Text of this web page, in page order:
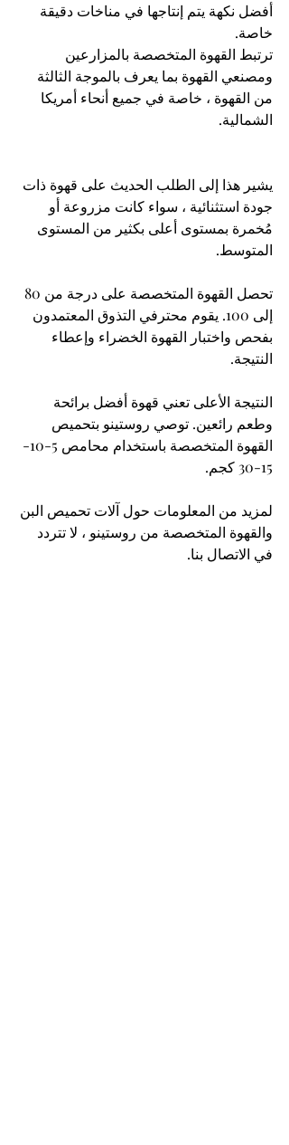
أفضل نكهة يتم إنتاجها في مناخات دقيقة
خاصة.
ترتبط القهوة المتخصصة بالمزارعين
ومصنعي القهوة بما يعرف بالموجة الثالثة
من القهوة ، خاصة في جميع أنحاء أمريكا
الشمالية.
يشير هذا إلى الطلب الحديث على قهوة ذات
جودة استثنائية ، سواء كانت مزروعة أو
مُخمرة بمستوى أعلى بكثير من المستوى
المتوسط.
إلى 100. يقوم محترفي التذوق المعتمدون
بفحص واختبار القهوة الخضراء وإعطاء
النتيجة.
النتيجة الأعلى تعني قهوة أفضل برائحة
وطعم رائعين. توصي روستينو بتحميص
القهوة المتخصصة باستخدام محامص 5-10-
15-30 كجم.
لمزيد من المعلومات حول آلات تحميص البن
والقهوة المتخصصة من روستينو ، لا تتردد
في الاتصال بنا.